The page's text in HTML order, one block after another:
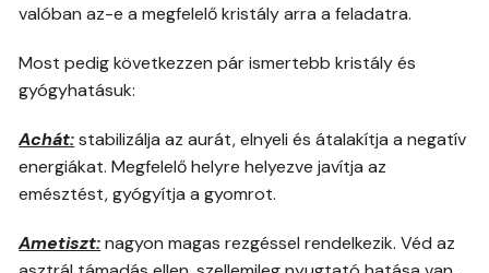
valóban az-e a megfelelő kristály arra a feladatra.
Most pedig következzen pár ismertebb kristály és
gyógyhatásuk:
Achát:stabilizálja az aurát, elnyeli és átalakítja a negatív
energiákat. Megfelelő helyre helyezve javítja az
emésztést, gyógyítja a gyomrot.
Ametiszt:nagyon magas rezgéssel rendelkezik. Véd az